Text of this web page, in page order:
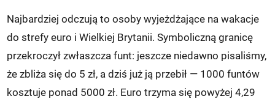
Najbardziej odczują to osoby wyjeżdżające na wakacje
do strefy euro i Wielkiej Brytanii. Symboliczną granicę
przekroczył zwłaszcza funt: jeszcze niedawno pisaliśmy,
że zbliża się do 5 zł, a dziś już ją przebił — 1000 funtów
kosztuje ponad 5000 zł. Euro trzyma się powyżej 4,29